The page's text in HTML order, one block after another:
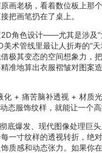
画老杨，看着数位板上那
把画笔扔在了桌上。
角色设计——尤其是涉及“
术管线里最让人折寿的“
极其变态的空间想象力，
准地算出衣服褶皱对图案
化 + 痛苦脑补透视 + 材质
态服饰纹样，就能让一个
底爆发、现代图像处理巨
一寸纹样的透视转折，绝
质感和动态张力。如果你